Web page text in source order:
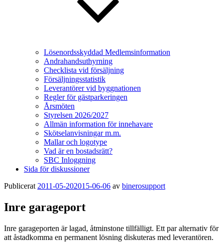
Lösenordsskyddad Medlemsinformation
Andrahandsuthyrning
Checklista vid försäljning
Försäljningsstatistik
Leverantörer vid byggnationen
Regler för gästparkeringen
Årsmöten
Styrelsen 2026/2027
Allmän information för innehavare
Skötselanvisningar m.m.
Mallar och logotype
Vad är en bostadsrätt?
SBC Inloggning
Sida för diskussioner
Publicerat 2011-05-202015-06-06 av binerosupport
Inre garageport
Inre garageporten är lagad, åtminstone tillfälligt. Ett par alternativ för
att åstadkomma en permanent lösning diskuteras med leverantören.